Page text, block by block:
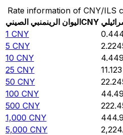
Rate information of CNY/ILS
اليوان الرينمنبي الصينيCNY
1 CNY
5 CNY
10 CNY
25 CNY 11.123
50 CNY
100 CNY
500 CNY
1,000 CNY
5,000 CNY